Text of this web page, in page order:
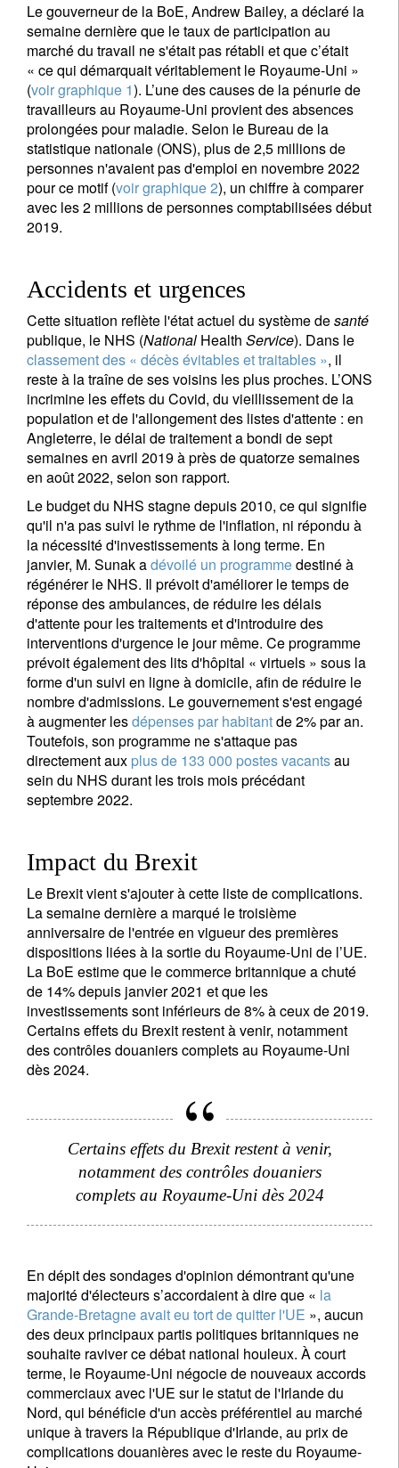
Le gouverneur de la BoE, Andrew Bailey, a déclaré la
semaine dernière que le taux de participation au
marché du travail ne s'était pas rétabli et que c’était
« ce qui démarquait véritablement le Royaume-Uni »
(voir graphique 1). L’une des causes de la pénurie de
travailleurs au Royaume-Uni provient des absences
prolongées pour maladie. Selon le Bureau de la
statistique nationale (ONS), plus de 2,5 millions de
personnes n'avaient pas d'emploi en novembre 2022
pour ce motif (voir graphique 2), un chiffre à comparer
avec les 2 millions de personnes comptabilisées début
2019.
Accidents et urgences
Cette situation reflète l'état actuel du système desanté
publique, le NHS (National Health Service). Dans le
classement des « décès évitables et traitables », il
reste à la traîne de ses voisins les plus proches. L’ONS
incrimine les effets du Covid, du vieillissement de la
population et de l'allongement des listes d'attente : en
Angleterre, le délai de traitement a bondi de sept
semaines en avril 2019 à près de quatorze semaines
en août 2022, selon son rapport.
Le budget du NHS stagne depuis 2010, ce qui signifie
qu'il n'a pas suivi le rythme de l'inflation, ni répondu à
la nécessité d'investissements à long terme. En
janvier, M. Sunak adévoilé un programmedestiné à
régénérer le NHS. Il prévoit d'améliorer le temps de
réponse des ambulances, de réduire les délais
d'attente pour les traitements et d'introduire des
interventions d'urgence le jour même. Ce programme
prévoit également des lits d'hôpital « virtuels » sous la
forme d'un suivi en ligne à domicile, afin de réduire le
nombre d'admissions. Le gouvernement s'est engagé
à augmenter lesdépenses par habitantde 2% par an.
Toutefois, son programme ne s'attaque pas
directement aux plus de 133 000 postes vacantsau
sein du NHS durant les trois mois précédant
septembre 2022.
Impact du Brexit
Le Brexit vient s'ajouter à cette liste de complications.
La semaine dernière a marqué le troisième
anniversaire de l'entrée en vigueur des premières
dispositions liées à la sortie du Royaume-Uni de l’UE.
La BoE estime que le commerce britannique a chuté
de 14% depuis janvier 2021 et que les
investissements sont inférieurs de 8% à ceux de 2019.
Certains effets du Brexit restent à venir, notamment
des contrôles douaniers complets au Royaume-Uni
dès 2024.
Certains effets du Brexit restent à venir,
notamment des contrôles douaniers
complets au Royaume-Uni dès 2024
En dépit des sondages d'opinion démontrant qu'une
majorité d'électeurs s’accordaient à dire que « la
Grande-Bretagne avait eu tort de quitter l'UE », aucun
des deux principaux partis politiques britanniques ne
souhaite raviver ce débat national houleux. À court
terme, le Royaume-Uni négocie de nouveaux accords
commerciaux avec l'UE sur le statut de l'Irlande du
Nord, qui bénéficie d'un accès préférentiel au marché
unique à travers la République d'Irlande, au prix de
complications douanières avec le reste du Royaume-
Civilité Prénom
Nom
Pays de résidence
Vos informations seront utilisées conformément à
notrepolitique de confidentialité.
s'inscrire